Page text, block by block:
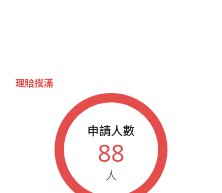
理賠撲滿
申請人數
88
人